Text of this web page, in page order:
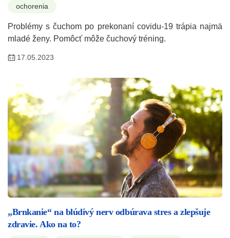
ochorenia
Problémy s čuchom po prekonaní covidu-19 trápia najmä
mladé ženy. Pomôcť môže čuchový tréning.
17.05.2023
„Brnkanie“ na blúdivý nerv odbúrava stres a zlepšuje
zdravie. Ako na to?